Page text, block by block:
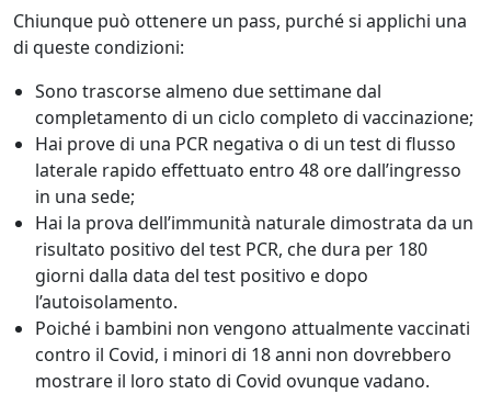
Chiunque può ottenere un pass, purché si applichi una
di queste condizioni:
Sono trascorse almeno due settimane dal
completamento di un ciclo completo di vaccinazione;
Hai prove di una PCR negativa o di un test di flusso
laterale rapido effettuato entro 48 ore dall’ingresso
in una sede;
Hai la prova dell’immunità naturale dimostrata da un
risultato positivo del test PCR, che dura per 180
giorni dalla data del test positivo e dopo
l’autoisolamento.
Poiché i bambini non vengono attualmente vaccinati
contro il Covid, i minori di 18 anni non dovrebbero
mostrare il loro stato di Covid ovunque vadano.